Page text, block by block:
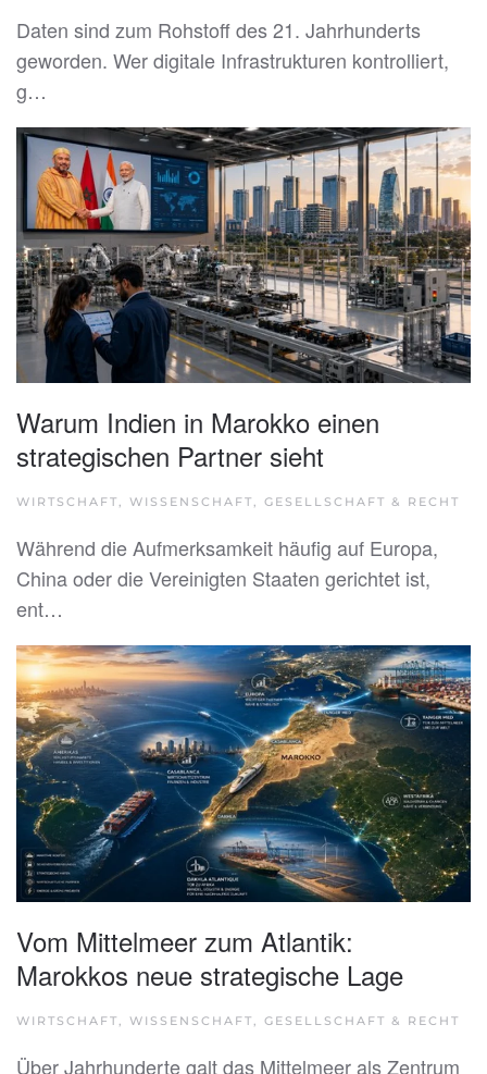
Daten sind zum Rohstoff des 21. Jahrhunderts
geworden. Wer digitale Infrastrukturen kontrolliert,
g…
Warum Indien in Marokko einen
strategischen Partner sieht
WIRTSCHAFT, WISSENSCHAFT, GESELLSCHAFT & RECHT
Während die Aufmerksamkeit häufig auf Europa,
China oder die Vereinigten Staaten gerichtet ist,
ent…
Vom Mittelmeer zum Atlantik:
Marokkos neue strategische Lage
WIRTSCHAFT, WISSENSCHAFT, GESELLSCHAFT & RECHT
Über Jahrhunderte galt das Mittelmeer als Zentrum